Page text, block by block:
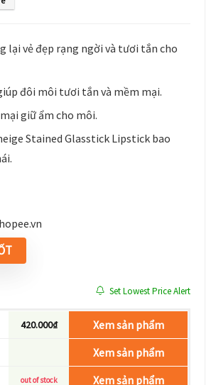
lại vẻ đẹp rạng ngời và tươi tắn cho
đôi môi tươi tắn và mềm mại.
giữ ẩm cho môi.
Stained Glasstick Lipstick bao
shopee.vn
Set Lowest Price Alert
420.000₫ Xem sản phẩm
Xem sản phẩm
out of stock Xem sản phẩm